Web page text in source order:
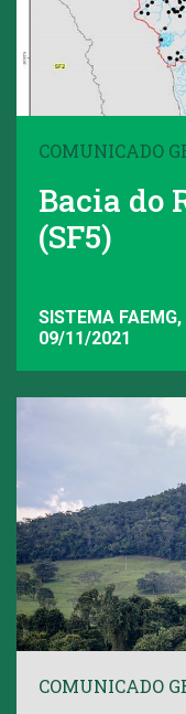
COMUNICADO
Bacia do
(SF5)
SISTEMA
09/11/2021
COMUNICADO